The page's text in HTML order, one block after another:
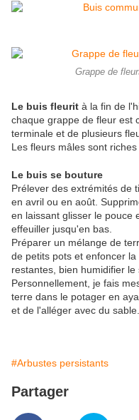
Grappe de
Le buis fleurit à la fin de
chaque grappe de fleur est
terminale et de plusieurs
Les fleurs mâles sont
Le buis se bouture
Prélever des extrémités de
en avril ou en août.
en laissant glisser le pouce
effeuiller jusqu'en bas.
Préparer un mélange de
de petits pots et enfoncer
restantes, bien humidifier le
Personnellement, je fais
terre dans le potager en
et de l'alléger avec du sable.
#Arbustes persistants
Partager